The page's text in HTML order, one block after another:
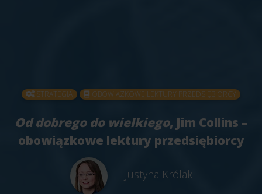
STRATEGIA OBOWIĄZKOWE LEKTURY PRZEDSIĘBIORCY
Od dobrego do wielkiego, Jim Collins –
obowiązkowe lektury przedsiębiorcy
Justyna Królak